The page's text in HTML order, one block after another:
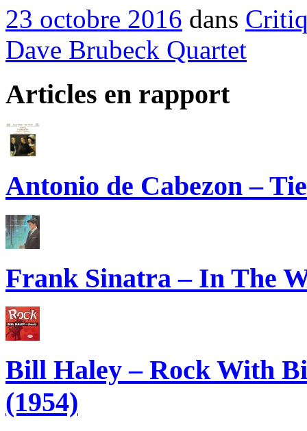
23 octobre 2016 dans
Dave Brubeck Quartet
Articles en rapport
Antonio de Cabezon –
Frank Sinatra – In The
Bill Haley – Rock With
(1954)